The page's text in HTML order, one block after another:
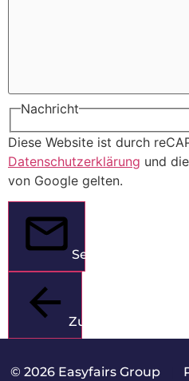
Nachricht
Diese Website ist durch
Datenschutzerklärung und die
von Google gelten.
Senden
Zurück
© 2026 Easyfairs Group|